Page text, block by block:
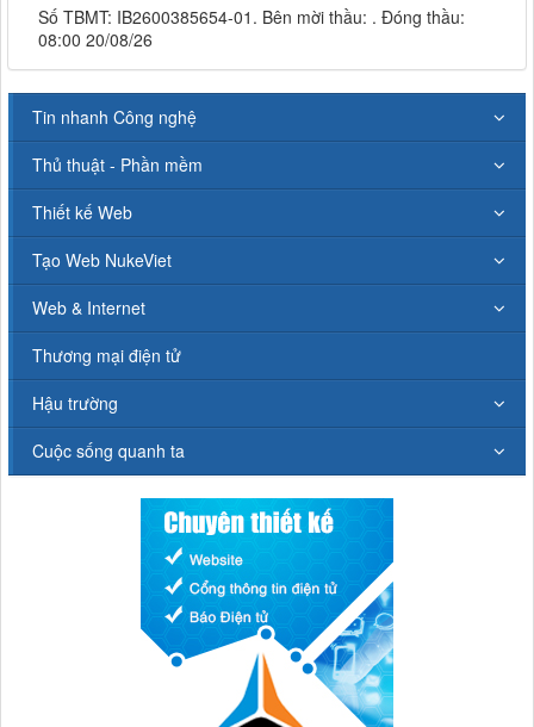
Số TBMT: IB2600385654-01. Bên mời thầu: . Đóng thầu:
08:00 20/08/26
Tin nhanh Công nghệ
Thủ thuật - Phần mềm
Thiết kế Web
Tạo Web NukeViet
Web & Internet
Thương mại điện tử
Hậu trường
Cuộc sống quanh ta